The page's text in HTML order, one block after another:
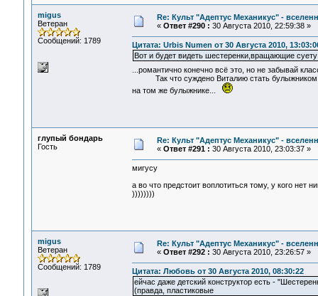
migus
Ветеран
Сообщений: 1789
Re: Культ "Адептус Механикус" -
« Ответ #290 : 30 Августа 2010, 22:59:38 »
Цитата: Urbis Numen от 30 Августа 2010,
Вот и будет видеть шестеренки,вращающие
...романтично конечно всё это, но не забывай
Так что суждено Виталию стать булыжником...
на том же булыжнике...
глупый бондарь
Гость
Re: Культ "Адептус Механикус" -
« Ответ #291 : 30 Августа 2010, 23:03:37 »
мигусу
а во что предстоит воплотиться тому, у кого нет
))))))))
migus
Ветеран
Сообщений: 1789
Re: Культ "Адептус Механикус" -
« Ответ #292 : 30 Августа 2010, 23:26:57 »
Цитата: Любовь от 30 Августа 2010, 08:30:22
ейчас даже детский конструктор есть -
(правда, пластиковые